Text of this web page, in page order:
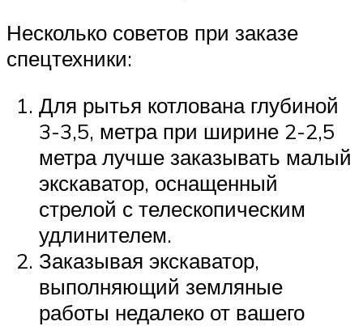
Несколько советов при заказе
спецтехники:
Для рытья котлована глубиной
3-3,5, метра при ширине 2-2,5
метра лучше заказывать малый
экскаватор, оснащенный
стрелой с телескопическим
удлинителем.
Заказывая экскаватор,
выполняющий земляные
работы недалеко от вашего